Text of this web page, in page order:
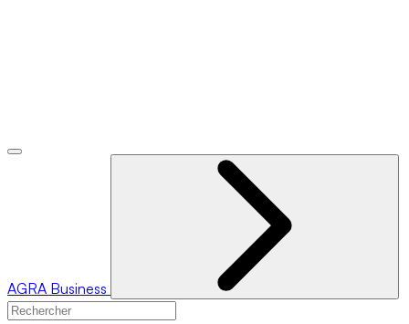
AGRA Business